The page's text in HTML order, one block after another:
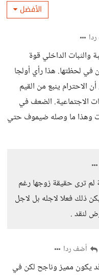
الأفضل
والثبات الداخلي قوة
في لحظتها. هذا رأي أولجا
ينبع من القيم
الاجتماعية. الضعف في
وهذا ما وصله ضيموف حتي
لم ترى حقيقة زوجها رغم
ذلك فعلا لاجله بل لاجل
لنقد .
أضف ردا
يكون مميز وناجح لكن في